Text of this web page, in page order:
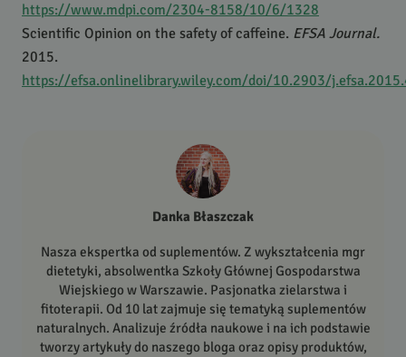
https://www.mdpi.com/2304-8158/10/6/1328
Scientific Opinion on the safety of caffeine. EFSA Journal.
2015.
https://efsa.onlinelibrary.wiley.com/doi/10.2903/
Danka Błaszczak
Nasza ekspertka od suplementów. Z wykształcenia mgr
dietetyki, absolwentka Szkoły Głównej Gospodarstwa
Wiejskiego w Warszawie. Pasjonatka zielarstwa i
fitoterapii. Od 10 lat zajmuje się tematyką suplementów
naturalnych. Analizuje źródła naukowe i na ich podstawie
tworzy artykuły do naszego bloga oraz opisy produktów,